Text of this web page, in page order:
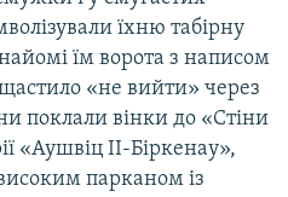
їхню табірну
їм ворота з написом
«не вийти» через
поклали вінки до «Стіни
«Аушвіц ІІ-Біркенау»,
парканом із